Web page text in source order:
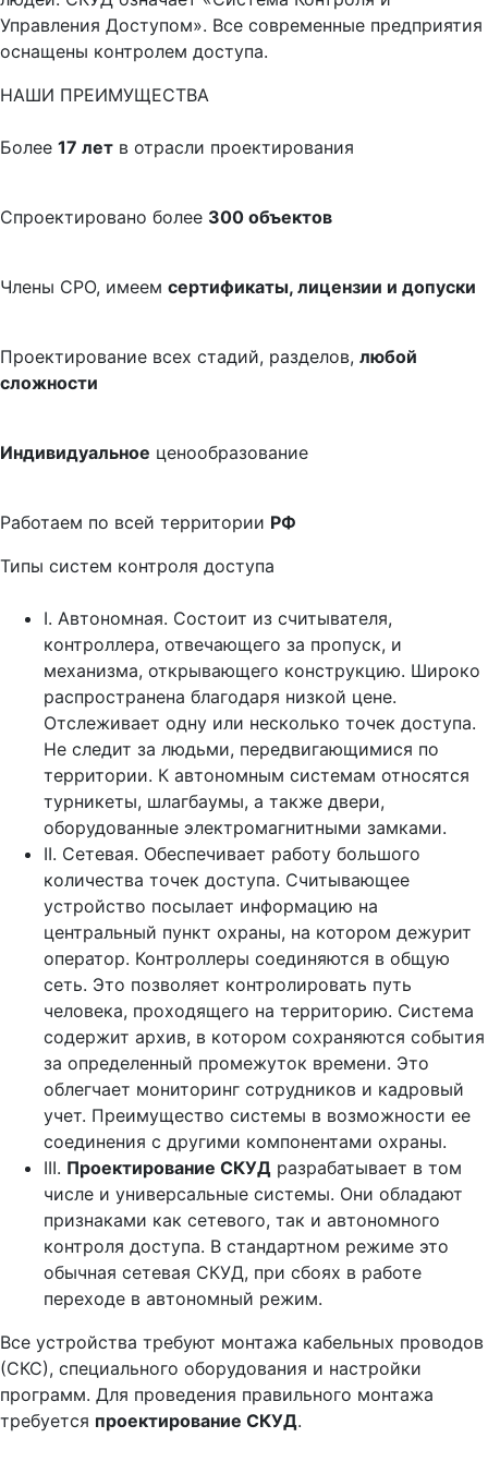
Управления Доступом». Все современные предприятия
оснащены контролем доступа.
НАШИ ПРЕИМУЩЕСТВА
Более 17 лет в отрасли проектирования
Спроектировано более 300 объектов
Члены СРО, имеем сертификаты, лицензии и допуски
Проектирование всех стадий, разделов, любой
сложности
Индивидуальное ценообразование
Работаем по всей территории РФ
Типы систем контроля доступа
I. Автономная. Состоит из считывателя,
контроллера, отвечающего за пропуск, и
механизма, открывающего конструкцию. Широко
распространена благодаря низкой цене.
Отслеживает одну или несколько точек доступа.
Не следит за людьми, передвигающимися по
территории. К автономным системам относятся
турникеты, шлагбаумы, а также двери,
оборудованные электромагнитными замками.
II. Сетевая. Обеспечивает работу большого
количества точек доступа. Считывающее
устройство посылает информацию на
центральный пункт охраны, на котором дежурит
оператор. Контроллеры соединяются в общую
сеть. Это позволяет контролировать путь
человека, проходящего на территорию. Система
содержит архив, в котором сохраняются события
за определенный промежуток времени. Это
облегчает мониторинг сотрудников и кадровый
учет. Преимущество системы в возможности ее
соединения с другими компонентами охраны.
III. Проектирование СКУД разрабатывает в том
числе и универсальные системы. Они обладают
признаками как сетевого, так и автономного
контроля доступа. В стандартном режиме это
обычная сетевая СКУД, при сбоях в работе
переходе в автономный режим.
Все устройства требуют монтажа кабельных проводов
(СКС), специального оборудования и настройки
программ. Для проведения правильного монтажа
требуется проектирование СКУД.